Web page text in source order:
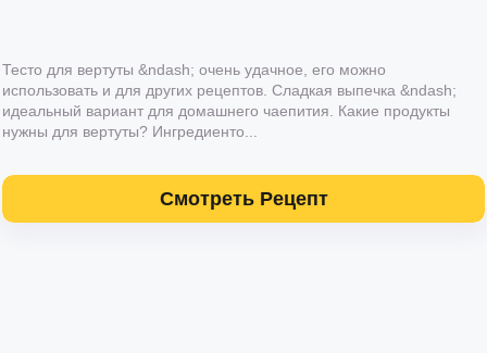
Тесто для вертуты &ndash; очень удачное, его можно
использовать и для других рецептов. Сладкая выпечка &ndash;
идеальный вариант для домашнего чаепития. Какие продукты
нужны для вертуты? Ингредиенто...
Смотреть Рецепт